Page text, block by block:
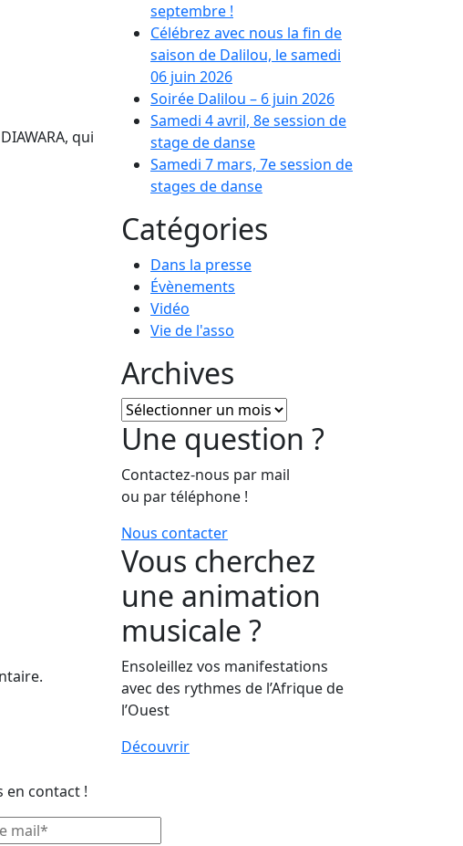
qui
septembre !
Célébrez avec nous la fin de
saison de Dalilou, le samedi
06 juin 2026
Soirée Dalilou – 6 juin 2026
Samedi 4 avril, 8e session de
stage de danse
Samedi 7 mars, 7e session de
stages de danse
Catégories
Dans la presse
Évènements
Vidéo
Vie de l'asso
Archives
Archives
Une question ?
Contactez-nous par mail
ou par téléphone !
Nous contacter
Vous cherchez
une animation
musicale ?
Ensoleillez vos manifestations
avec des rythmes de l’Afrique de
l’Ouest
Découvrir
en contact !